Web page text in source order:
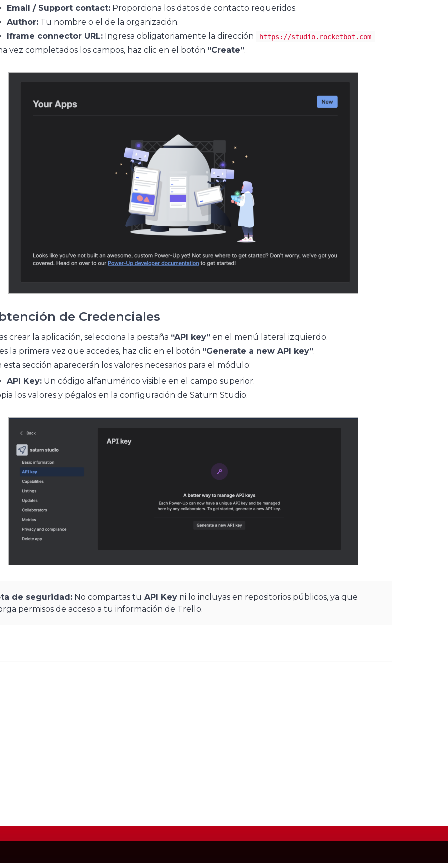
Email / Support contact:Proporciona los datos de contacto requeridos.
Author:Tu nombre o el de la organización.
Iframe connector URL:Ingresa obligatoriamente la dirección https://studio.rocketbot.com
vez completados los campos, haz clic en el botón “Create”.
de Credenciales
crear la aplicación, selecciona la pestaña “API key”en el menú lateral izquierdo.
la primera vez que accedes, haz clic en el botón “Generate a new API key”.
esta sección aparecerán los valores necesarios para el módulo:
API Key:Un código alfanumérico visible en el campo superior.
los valores y pégalos en la configuración de Saturn Studio.
de seguridad:No compartas tu API Keyni lo incluyas en repositorios públicos, ya que
permisos de acceso a tu información de Trello.